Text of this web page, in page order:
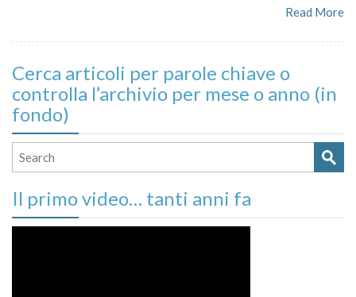
Read More
Cerca articoli per parole chiave o
controlla l’archivio per mese o anno (in
fondo)
Il primo video… tanti anni fa